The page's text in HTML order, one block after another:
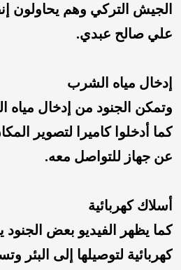
الجيش التركي وهم يحاولون
علي صالح عبدي.
إدخال مياه الشرب
وتمكن الجنود من إدخال مياه
كما أدخلوا كاميرا لتصوير
عن جهاز للتواصل معه.
أسلاك كهربائية
كما يظهر الفيديو بعض
كهربائية لتوصيلها إلى البئر